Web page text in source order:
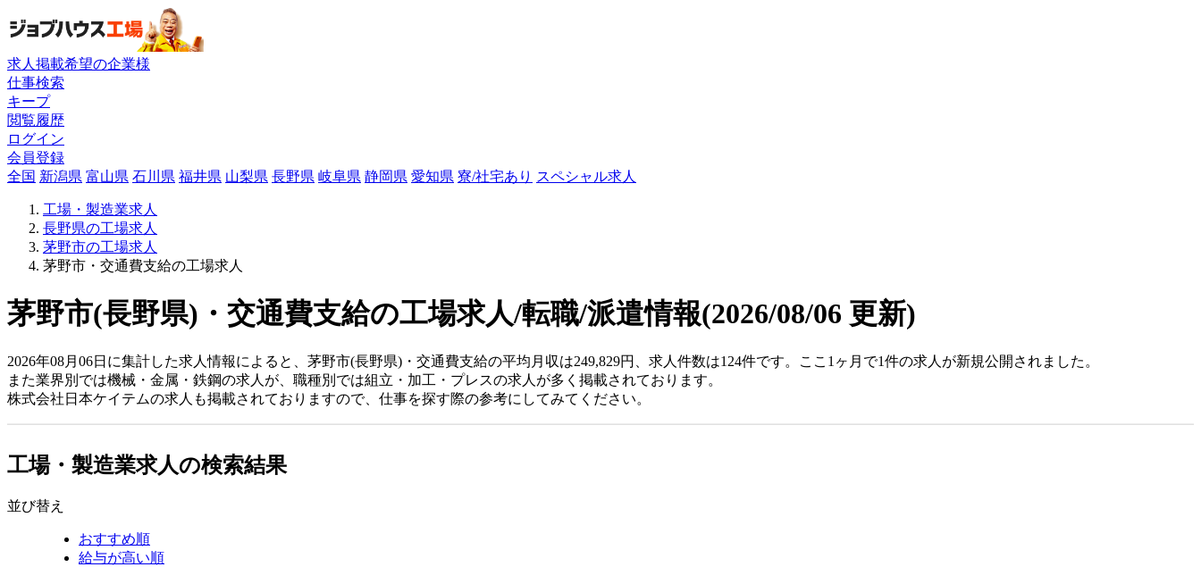
求人掲載希望の企業様
仕事検索
キープ
閲覧履歴
ログイン
会員登録
全国 新潟県 富山県 石川県 福井県 山梨県 長野県 岐阜県 静岡県 愛知県 寮/社宅あり スペシャル求人
工場・製造業求人
長野県の工場求人
茅野市の工場求人
茅野市・交通費支給の工場求人
茅野市(長野県)・交通費支給の工場求人/転職/派遣情報(2026/08/06 更新)
2026年08月06日に集計した求人情報によると、茅野市(長野県)・交通費支給の平均月収は249,829円、求人件数は124件です。ここ1ヶ月で1件の求人が新規公開されました。
また業界別では機械・金属・鉄鋼の求人が、職種別では組立・加工・プレスの求人が多く掲載されております。
株式会社日本ケイテムの求人も掲載されておりますので、仕事を探す際の参考にしてみてください。
工場・製造業求人の検索結果
並び替え
おすすめ順
給与が高い順